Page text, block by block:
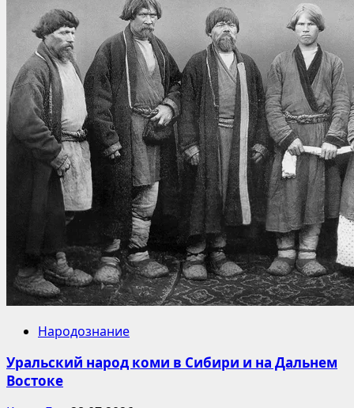
Народознание
Уральский народ коми в Сибири и на Дальнем
Востоке